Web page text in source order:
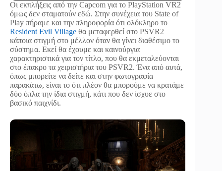
Οι εκπλήξεις από την Capcom για το PlayStation VR2
όμως δεν σταματούν εδώ. Στην συνέχεια του State of
Play πήραμε και την πληροφορία ότι ολόκληρο το
Resident Evil Village θα μεταφερθεί στο PSVR2
κάποια στιγμή στο μέλλον όταν θα γίνει διαθέσιμο το
σύστημα. Εκεί θα έχουμε και καινούργια
χαρακτηριστικά για τον τίτλο, που θα εκμεταλεύονται
στο έπακρο τα χειριστήρια του PSVR2. Ένα από αυτά,
όπως μπορείτε να δείτε και στην φωτογραφία
παρακάτω, είναι το ότι πλέον θα μπορούμε να κρατάμε
δύο όπλα την ίδια στιγμή, κάτι που δεν ίσχυε στο
βασικό παιχνίδι.